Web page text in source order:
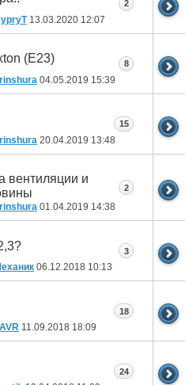
13.03.2020 12:07
2
(E23)
04.05.2019 15:39
8
20.04.2019 13:48
15
вентиляции и
01.04.2019 14:38
2
06.12.2018 10:13
3
11.09.2018 18:09
18
24